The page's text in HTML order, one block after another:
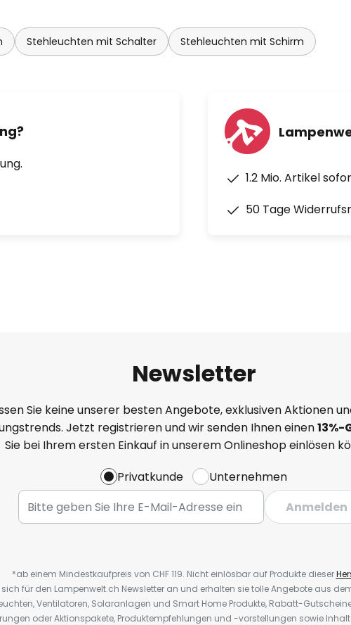
Stehleuchten mit Schalter Stehleuchten mit Schirm
1.2 Mio. Artikel
50 Tage
Newsletter
Sie keine unserer besten Angebote, exklusiven Aktionen
Jetzt registrieren und wir senden Ihnen einen13%-
Sie bei Ihrem ersten Einkauf in unserem Onlineshop einlösen
Privatkunde
Unternehmen
Anmelden
*ab einem Mindestkaufpreis von CHF 119. Nicht einlösbar auf Produkte dieser
sich für den Lampenwelt.ch Newsletter an und erhalten sie tolle Angebote aus
Ventilatoren, Solaranlagen und Smart Home Produkte, Rabatt-
oder Aktionspakete, Produktempfehlungen und -vorstellungen sowie